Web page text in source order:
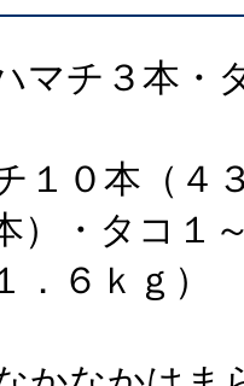
マチ３本・
１０本（４
）・タコ１
．６ｋｇ）